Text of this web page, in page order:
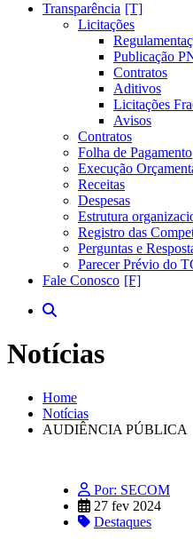
Transparência
Licitações
Publicação
Contratos
Aditivos
Licitações
Avisos
Contratos
Folha de Pagamento
Execução
Receitas
Despesas
Estrutura
Registro das
Perguntas e
Parecer Prévio do
Fale Conosco
Notícias
Home
Notícias
AUDIÊNCIA PÚBLICA
Por: SECOM
27 fev 2024
Destaques